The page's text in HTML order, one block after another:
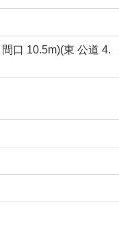
口 10.5m)(東 公道 4.